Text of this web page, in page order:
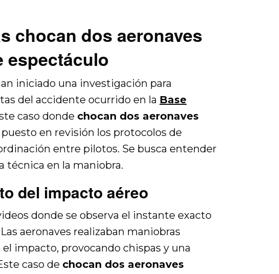
chocan dos aeronaves
espectáculo
iniciado una investigación para
del accidente ocurrido en la Base
caso donde chocan dos aeronaves
puesto en revisión los protocolos de
entre pilotos. Se busca entender
técnica en la maniobra.
del impacto aéreo
donde se observa el instante exacto
aeronaves realizaban maniobras
impacto, provocando chispas y una
caso de chocan dos aeronaves